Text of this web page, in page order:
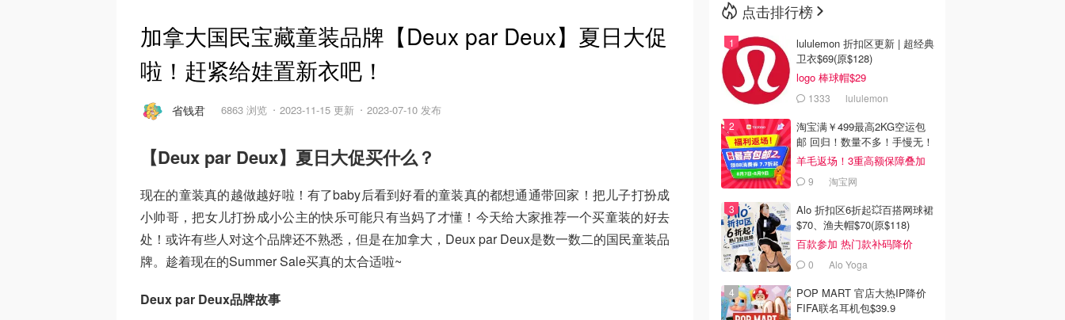
加拿大国民宝藏童装品牌【Deux par Deux】夏日大促
啦！赶紧给娃置新衣吧！
省钱君 6863 浏览 2023-11-15 更新 2023-07-10 发布
【Deux par Deux】夏日大促买什么？
现在的童装真的越做越好啦！有了baby后看到好看的童装真的都想通通带回家！把儿子打扮成
小帅哥，把女儿打扮成小公主的快乐可能只有当妈了才懂！今天给大家推荐一个买童装的好去
处！或许有些人对这个品牌还不熟悉，但是在加拿大，Deux par Deux是数一数二的国民童装品
牌。趁着现在的Summer Sale买真的太合适啦~
Deux par Deux品牌故事
点击排行榜
lululemon 折扣区更新 | 超经典
卫衣$69(原$128)
logo 棒球帽$29
1333 lululemon
淘宝满￥499最高2KG空运包
邮 回归！数量不多！手慢无！
羊毛返场！3重高额保障叠加
9 淘宝网
Alo 折扣区6折起💥百搭网球裙
$70、渔夫帽$70(原$118)
百款参加 热门款补码降价
0 Alo Yoga
POP MART 官店大热IP降价
FIFA联名耳机包$39.9